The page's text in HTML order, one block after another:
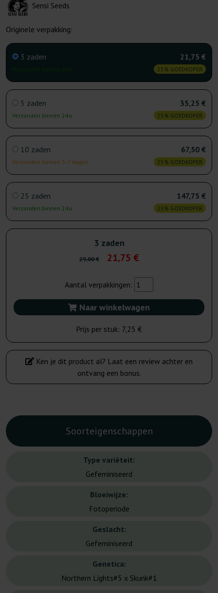
Sensi Seeds
Originele verpakking:
3 zaden 21,75 €
25% GOEDKOPER
5 zaden
Verzonden binnen 24u
35,25 €
25% GOEDKOPER
10 zaden
Verzonden binnen 3-7 dagen
67,50 €
25% GOEDKOPER
25 zaden
Verzonden binnen 24u
147,75 €
25% GOEDKOPER
3 zaden
29,00 € 21,75 €
Aantal verpakkingen:
Naar winkelwagen
Prijs per stuk: 7,25 €
Ken je dit product al? Laat een review achter en
ontvang een bonus.
Soorteigenschappen
Type variëteit:
Gefeminiseerd
Bloeiwijze:
Fotoperiode
Geslacht:
Gefeminiseerd
Genetica:
Northern Lights#5 x Skunk#1